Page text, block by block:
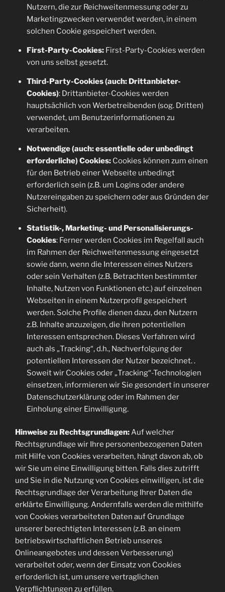
Nutzern, die zur Reichweitenmessung oder zu
Marketingzwecken verwendet werden, in einem
solchen Cookie gespeichert werden.
First-Party-Cookies:First-Party-Cookies werden
von uns selbst gesetzt.
Third-Party-Cookies (auch: Drittanbieter-
Cookies): Drittanbieter-Cookies werden
hauptsächlich von Werbetreibenden (sog. Dritten)
verwendet, um Benutzerinformationen zu
verarbeiten.
Notwendige (auch: essentielle oder unbedingt
erforderliche) Cookies:Cookies können zum einen
für den Betrieb einer Webseite unbedingt
erforderlich sein (z.B. um Logins oder andere
Nutzereingaben zu speichern oder aus Gründen der
Sicherheit).
Statistik-, Marketing- und Personalisierungs-
Cookies: Ferner werden Cookies im Regelfall auch
im Rahmen der Reichweitenmessung eingesetzt
sowie dann, wenn die Interessen eines Nutzers
oder sein Verhalten (z.B. Betrachten bestimmter
Inhalte, Nutzen von Funktionen etc.) auf einzelnen
Webseiten in einem Nutzerprofil gespeichert
werden. Solche Profile dienen dazu, den Nutzern
z.B. Inhalte anzuzeigen, die ihren potentiellen
Interessen entsprechen. Dieses Verfahren wird
auch als „Tracking“, d.h., Nachverfolgung der
potentiellen Interessen der Nutzer bezeichnet. .
Soweit wir Cookies oder „Tracking“-Technologien
einsetzen, informieren wir Sie gesondert in unserer
Datenschutzerklärung oder im Rahmen der
Einholung einer Einwilligung.
Hinweise zu Rechtsgrundlagen:Auf welcher
Rechtsgrundlage wir Ihre personenbezogenen Daten
mit Hilfe von Cookies verarbeiten, hängt davon ab, ob
wir Sie um eine Einwilligung bitten. Falls dies zutrifft
und Sie in die Nutzung von Cookies einwilligen, ist die
Rechtsgrundlage der Verarbeitung Ihrer Daten die
erklärte Einwilligung. Andernfalls werden die mithilfe
von Cookies verarbeiteten Daten auf Grundlage
unserer berechtigten Interessen (z.B. an einem
betriebswirtschaftlichen Betrieb unseres
Onlineangebotes und dessen Verbesserung)
verarbeitet oder, wenn der Einsatz von Cookies
erforderlich ist, um unsere vertraglichen
Verpflichtungen zu erfüllen.